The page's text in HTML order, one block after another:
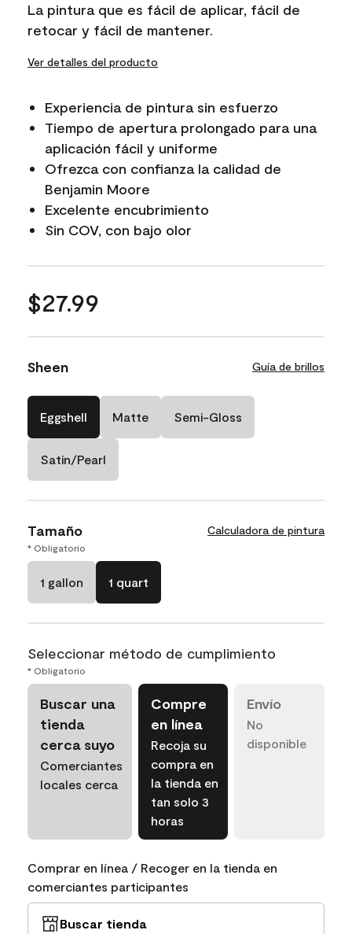
link.
La pintura que es fácil de aplicar, fácil de
retocar y fácil de mantener.
Ver detalles del producto
Experiencia de pintura sin esfuerzo
Tiempo de apertura prolongado para una
aplicación fácil y uniforme
Ofrezca con confianza la calidad de
Benjamin Moore
Excelente encubrimiento
Sin COV, con bajo olor
$27.99
Sheen Guía de brillos
Eggshell Matte Semi-Gloss
Satin/Pearl
Tamaño Calculadora de pintura
* Obligatorio
1 gallon 1 quart
Seleccionar método de cumplimiento
* Obligatorio
Buscar una
tienda
cerca suyo
Comerciantes
locales cerca
Compre
en línea
Recoja su
compra en
la tienda en
tan solo 3
horas
Envío
No
disponible
Comprar en línea / Recoger en la tienda en
comerciantes participantes
Buscar tienda